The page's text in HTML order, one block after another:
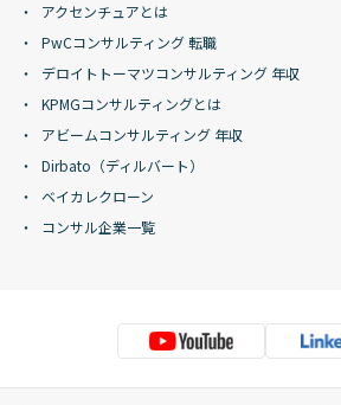
アクセンチュアとは
PwCコンサルティング 転職
デロイトトーマツコンサルティング 年収
KPMGコンサルティングとは
アビームコンサルティング 年収
Dirbato（ディルバート）
ベイカレクローン
コンサル企業一覧